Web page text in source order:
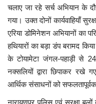
चलाए जा रहे सर्च अभियान के
गया। उक्त दोनों कार्यवाहियाँ
एरिया डोमिनेशन अभियानों का
हथियारों का बड़ा डंप बरामद
के टोयामेटा जंगल-पहाड़ी से
नक्सलियों द्वारा छिपाकर रखे
आर्थिक संसाधनों को